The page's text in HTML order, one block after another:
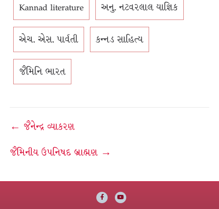
Kannad literature અનુ. નટવરલાલ યાજ્ઞિક
એચ. એસ. પાર્વતી કન્નડ સાહિત્ય
જૈમિનિ ભારત
Post
navigation
← જૈનેન્દ્ર વ્યાકરણ
જૈમિનીય ઉપનિષદ બ્રાહ્મણ →
FacebookYoutube